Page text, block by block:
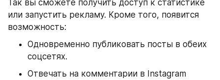
Так вы сможете получить доступ к статистике
или запустить рекламу. Кроме того, появится
возможность:
Одновременно публиковать посты в обеих
соцсетях.
Отвечать на комментарии в Instagram